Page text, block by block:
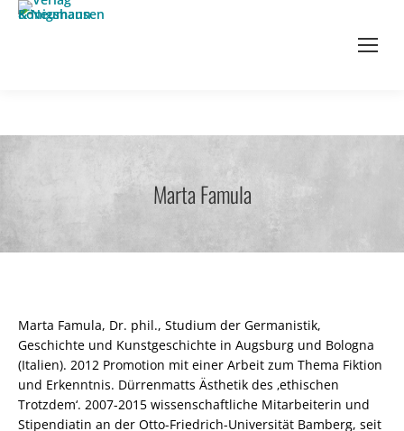
Marta Famula
Marta Famula, Dr. phil., Studium der Germanistik,
Geschichte und Kunstgeschichte in Augsburg und Bologna
(Italien). 2012 Promotion mit einer Arbeit zum Thema Fiktion
und Erkenntnis. Dürrenmatts Ästhetik des ‚ethischen
Trotzdem‘. 2007-2015 wissenschaftliche Mitarbeiterin und
Stipendiatin an der Otto-Friedrich-Universität Bamberg, seit